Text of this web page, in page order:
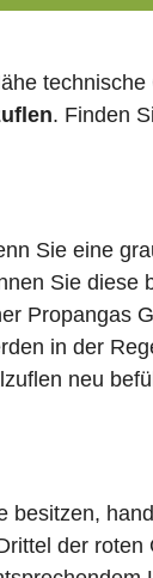
. Finden
Sie eine
Sie diese
Propangas
in der
neu
der